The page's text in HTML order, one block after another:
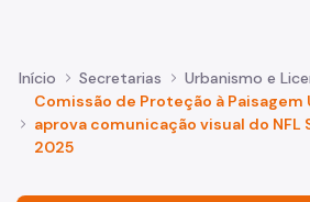
Início Secretarias
Urbanismo e
Comissão de Proteção à Paisagem
aprova comunicação visual do NFL
2025